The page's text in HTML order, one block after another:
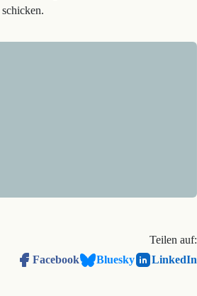
schicken.
Teilen auf:
Facebook
Bluesky LinkedIn